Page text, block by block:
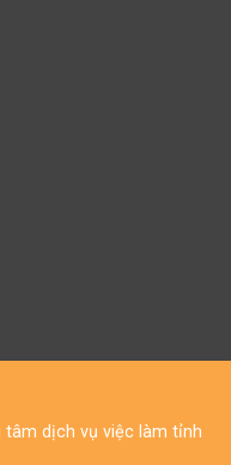
dịch vụ việc làm tỉnh